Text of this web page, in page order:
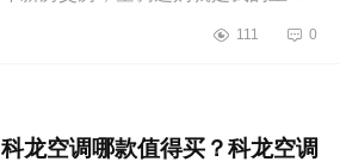
星云空调质量怎么样？卡萨帝星云和
111 0
科龙空调哪款值得买？科龙空调